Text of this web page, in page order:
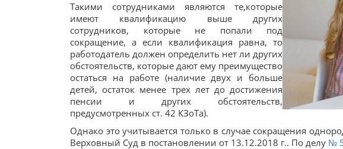
Такими сотрудниками являются те,которые
имеют квалификацию выше других
сотрудников, которые не попали под
сокращение, а если квалификация равна, то
работодатель должен определить нет ли других
обстоятельств, которые дают ему преимущество
остаться на работе (наличие двух и больше
детей, остаток менее трех лет до достижения
пенсии и других обстоятельств,
предусмотренных ст. 42 КЗоТа).
Однако это учитывается только в случае сокращения
Верховный Суд в постановлении от 13.12.2018 г.. По делу №